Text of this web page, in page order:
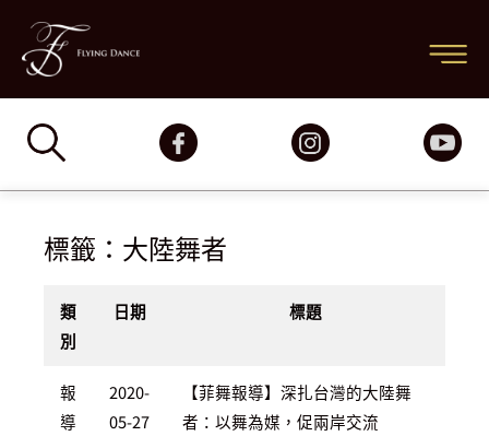
要
要
選
單
標籤：大陸舞者
類
別
日期 標題
報
導
2020-
05-27
【菲舞報導】深扎台灣的大陸舞
者：以舞為媒，促兩岸交流